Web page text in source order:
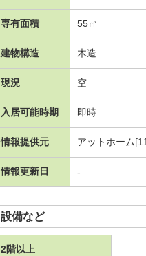
専有面積 55㎡
建物構造 木造
現況 空
入居可能時期 即時
情報提供元 アットホーム
情報更新日 -
設備など
2階以上